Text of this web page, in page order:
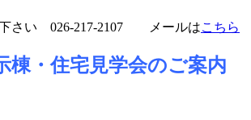
下さい 026-217-2107 メールはこちら
棟・住宅見学会のご案内